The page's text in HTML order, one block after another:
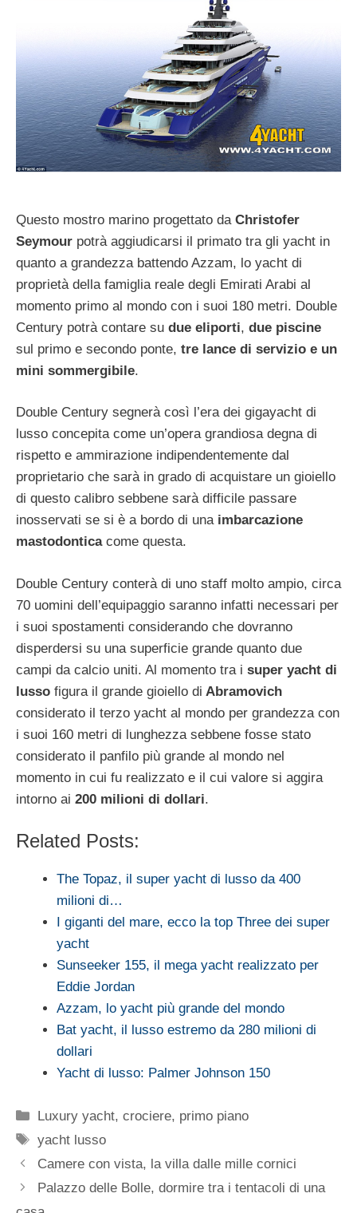
Questo mostro marino progettato da Christofer
Seymour potrà aggiudicarsi il primato tra gli yacht in
quanto a grandezza battendo Azzam, lo yacht di
proprietà della famiglia reale degli Emirati Arabi al
momento primo al mondo con i suoi 180 metri. Double
Century potrà contare su due eliporti, due piscine
sul primo e secondo ponte, tre lance di servizio e un
mini sommergibile.
Double Century segnerà così l’era dei gigayacht di
lusso concepita come un’opera grandiosa degna di
rispetto e ammirazione indipendentemente dal
proprietario che sarà in grado di acquistare un gioiello
di questo calibro sebbene sarà difficile passare
inosservati se si è a bordo di una imbarcazione
mastodonticacome questa.
Double Century conterà di uno staff molto ampio, circa
70 uomini dell’equipaggio saranno infatti necessari per
i suoi spostamenti considerando che dovranno
disperdersi su una superficie grande quanto due
campi da calcio uniti. Al momento tra i super yacht di
lusso figura il grande gioiello di Abramovich
considerato il terzo yacht al mondo per grandezza con
i suoi 160 metri di lunghezza sebbene fosse stato
considerato il panfilo più grande al mondo nel
momento in cui fu realizzato e il cui valore si aggira
intorno ai 200 milioni di dollari.
Related Posts:
The Topaz, il super yacht di lusso da 400
milioni di…
I giganti del mare, ecco la top Three dei super
yacht
Sunseeker 155, il mega yacht realizzato per
Eddie Jordan
Azzam, lo yacht più grande del mondo
Bat yacht, il lusso estremo da 280 milioni di
dollari
Yacht di lusso: Palmer Johnson 150
Categorie
Luxury yacht, crociere, primo piano
Tag
yacht lusso
Camere con vista, la villa dalle mille cornici
Palazzo delle Bolle, dormire tra i tentacoli di una